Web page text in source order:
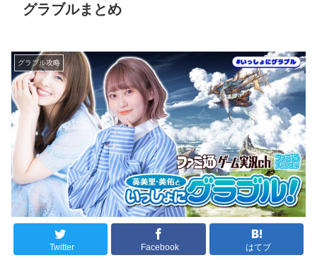
グラブルまとめ
グラブル攻略
Twitter Facebook はてブ